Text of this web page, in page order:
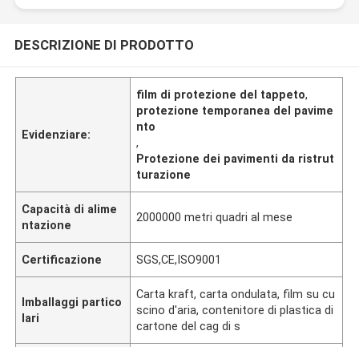
DESCRIZIONE DI PRODOTTO
Evidenziare:
film di protezione del tappeto,
protezione temporanea del pavime
nto
,
Protezione dei pavimenti da ristrut
turazione
Capacità di alime
ntazione
2000000 metri quadri al mese
Certificazione SGS,CE,ISO9001
Imballaggi partico
lari
Carta kraft, carta ondulata, film su cu
scino d'aria, contenitore di plastica di
cartone del cag di s